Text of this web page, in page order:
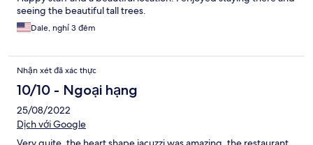
seeing the beautiful tall trees.
Dale, nghỉ 3 đêm
Nhận xét đã xác thực
10/10 - Ngoại hạng
25/08/2022
Dịch với Google